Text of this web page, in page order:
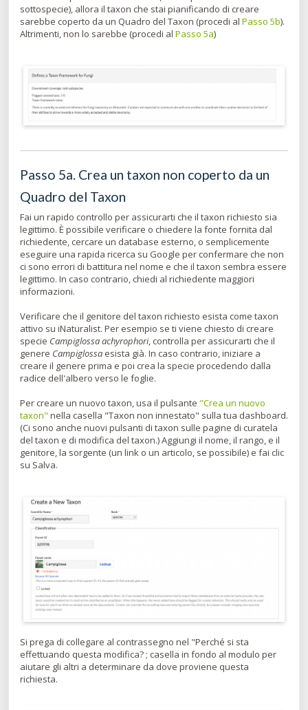
sottospecie), allora il taxon che stai pianificando di creare
sarebbe coperto da un Quadro del Taxon (procedi al Passo 5b).
Altrimenti, non lo sarebbe (procedi al Passo 5a)
Passo 5a. Crea un taxon non coperto da un
Quadro del Taxon
Fai un rapido controllo per assicurarti che il taxon richiesto sia
legittimo. È possibile verificare o chiedere la fonte fornita dal
richiedente, cercare un database esterno, o semplicemente
eseguire una rapida ricerca su Google per confermare che non
ci sono errori di battitura nel nome e che il taxon sembra essere
legittimo. In caso contrario, chiedi al richiedente maggiori
informazioni.
Verificare che il genitore del taxon richiesto esista come taxon
attivo su iNaturalist. Per esempio se ti viene chiesto di creare
specie Campiglossa achyrophori, controlla per assicurarti che il
genere Campiglossa esista già. In caso contrario, iniziare a
creare il genere prima e poi crea la specie procedendo dalla
radice dell'albero verso le foglie.
Per creare un nuovo taxon, usa il pulsante "Crea un nuovo
taxon" nella casella "Taxon non innestato" sulla tua dashboard.
(Ci sono anche nuovi pulsanti di taxon sulle pagine di curatela
del taxon e di modifica del taxon.) Aggiungi il nome, il rango, e il
genitore, la sorgente (un link o un articolo, se possibile) e fai clic
su Salva.
Si prega di collegare al contrassegno nel "Perché si sta
effettuando questa modifica? ; casella in fondo al modulo per
aiutare gli altri a determinare da dove proviene questa
richiesta.